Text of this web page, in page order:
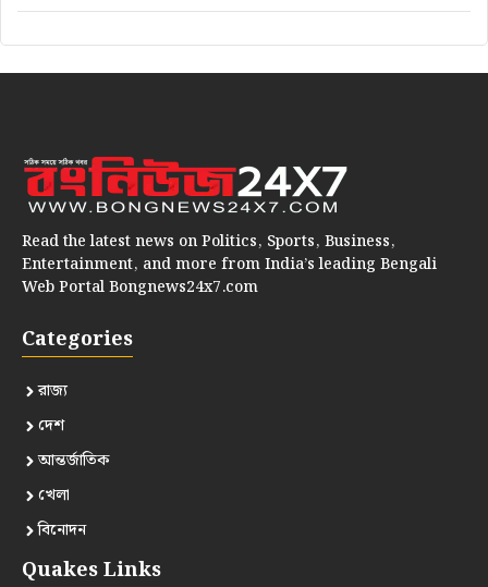
Read the latest news on Politics, Sports, Business,
Entertainment, and more from India’s leading Bengali
Web Portal Bongnews24x7.com
Categories
রাজ্য
দেশ
আন্তর্জাতিক
খেলা
বিনোদন
Quakes Links